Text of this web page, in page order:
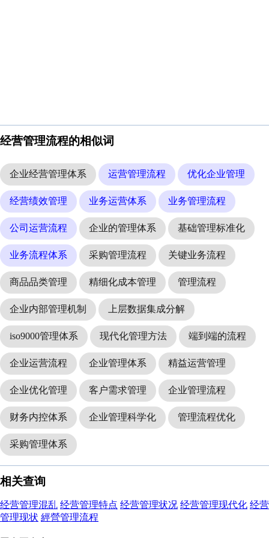
经营管理流程的相似词
企业经营管理体系 运营管理流程 优化企业管理
经营绩效管理 业务运营体系 业务管理流程
公司运营流程 企业的管理体系 基础管理标准化
业务流程体系 采购管理流程 关键业务流程
商品品类管理 精细化成本管理 管理流程
企业内部管理机制 上层数据集成分解
iso9000管理体系 现代化管理方法 端到端的流程
企业运营流程 企业管理体系 精益运营管理
企业优化管理 客户需求管理 企业管理流程
财务内控体系 企业管理科学化 管理流程优化
采购管理体系
相关查询
经营管理混乱 经营管理特点 经营管理状况 经营管理现代化 经营
管理现状 經營管理流程